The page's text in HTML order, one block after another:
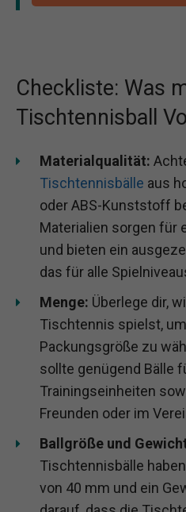
Checkliste: Was
Tischtennisball
Materialqualität:
Tischtennisbälle aus
oder ABS-Kunststoff
Materialien sorgen für
und bieten ein
das für alle
Menge: Überlege dir,
Tischtennis spielst,
Packungsgröße zu
sollte genügend Bälle
Trainingseinheiten
Freunden oder im
Ballgröße und
Tischtennisbälle
von 40 mm und ein